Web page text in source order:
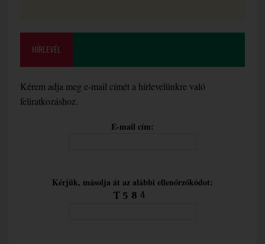
HÍRLEVÉL
Kérem adja meg e-mail címét a hírlevelünkre való
feliratkozáshoz.
E-mail cím:
Kérjük, másolja át az alábbi ellenőrzőkódot: